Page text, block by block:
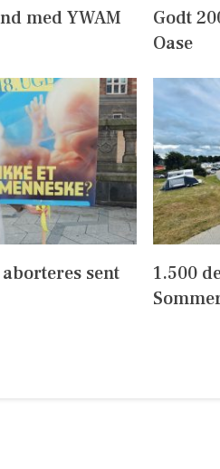
med YWAM
Godt
Oase
sent
1.500